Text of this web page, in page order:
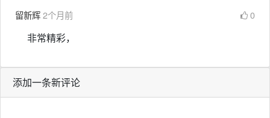
留新辉2个月前 0
非常精彩，
添加一条新评论